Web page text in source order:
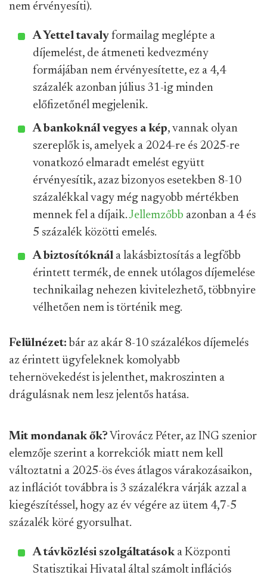
nem érvényesíti).
A Yettel tavaly formailag meglépte a
díjemelést, de átmeneti kedvezmény
formájában nem érvényesítette, ez a 4,4
százalék azonban július 31-ig minden
előfizetőnél megjelenik.
A bankoknál vegyes a kép, vannak olyan
szereplők is, amelyek a 2024-re és 2025-re
vonatkozó elmaradt emelést együtt
érvényesítik, azaz bizonyos esetekben 8-10
százalékkal vagy még nagyobb mértékben
mennek fel a díjaik.Jellemzőbb azonban a 4 és
5 százalék közötti emelés.
A biztosítóknál a lakásbiztosítás a legfőbb
érintett termék, de ennek utólagos díjemelése
technikailag nehezen kivitelezhető, többnyire
vélhetően nem is történik meg.
Felülnézet: bár az akár 8-10 százalékos díjemelés
az érintett ügyfeleknek komolyabb
tehernövekedést is jelenthet, makroszinten a
drágulásnak nem lesz jelentős hatása.
Mit mondanak ők? Virovácz Péter, az ING szenior
elemzője szerint a korrekciók miatt nem kell
változtatni a 2025-ös éves átlagos várakozásaikon,
az inflációt továbbra is 3 százalékra várják azzal a
kiegészítéssel, hogy az év végére az ütem 4,7-5
százalék köré gyorsulhat.
A távközlési szolgáltatások a Központi
Statisztikai Hivatal által számolt inflációs